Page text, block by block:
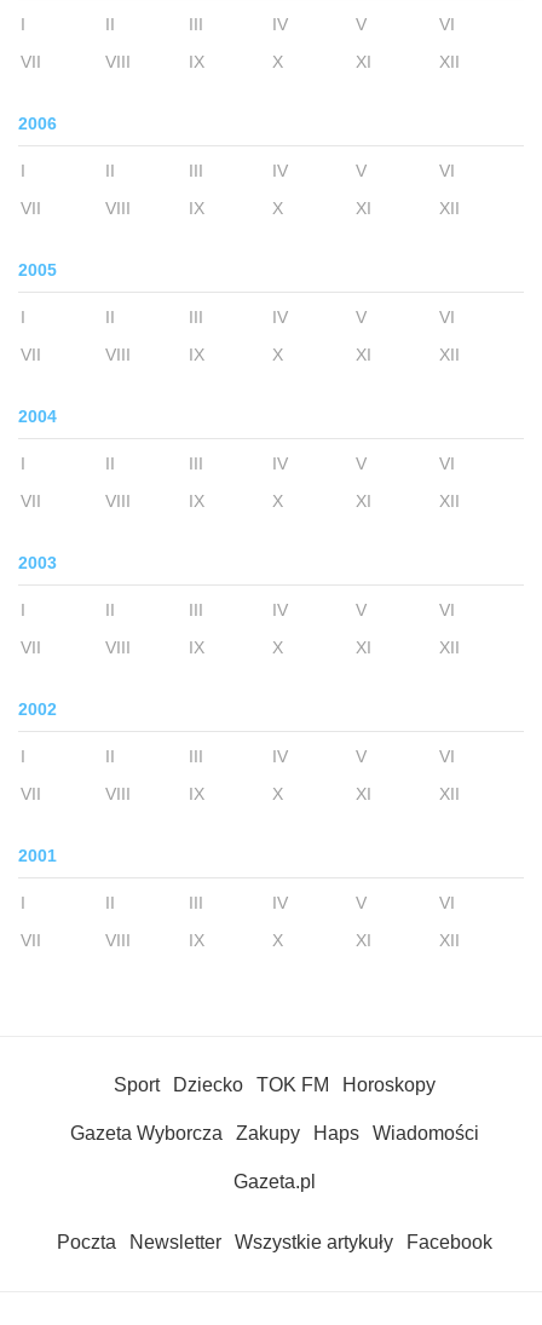
I II III IV V
VI
VII
VIII IX X XI XII
2006
I II III IV V
VI
VII
VIII IX X XI XII
2005
I II III IV V
VI
VII
VIII IX X XI XII
2004
I II III IV V
VI
VII
VIII IX X XI XII
2003
I II III IV V
VI
VII
VIII IX X XI XII
2002
I II III IV V
VI
VII
VIII IX X XI XII
2001
I II III IV V
VI
VII
VIII IX X XI XII
Sport Dziecko TOK FM Horoskopy
Gazeta Wyborcza Zakupy Haps Wiadomości
Gazeta.pl
Poczta Newsletter Wszystkie artykuły Facebook